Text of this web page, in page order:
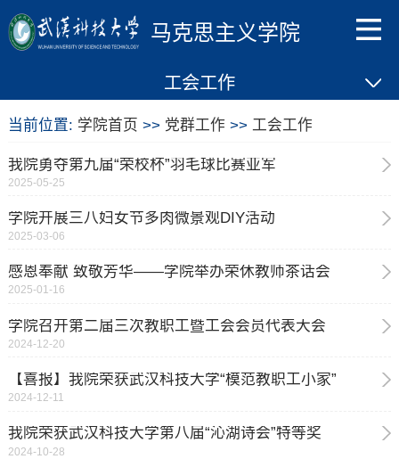
马克思主义学院
工会工作
当前位置: 学院首页 >> 党群工作 >> 工会工作
我院勇夺第九届“荣校杯”羽毛球比赛亚军
2025-05-25
学院开展三八妇女节多肉微景观DIY活动
2025-03-06
感恩奉献 致敬芳华——学院举办荣休教师茶话会
2025-01-16
学院召开第二届三次教职工暨工会会员代表大会
2024-12-20
【喜报】我院荣获武汉科技大学“模范教职工小家”
2024-12-11
我院荣获武汉科技大学第八届“沁湖诗会”特等奖
2024-10-28